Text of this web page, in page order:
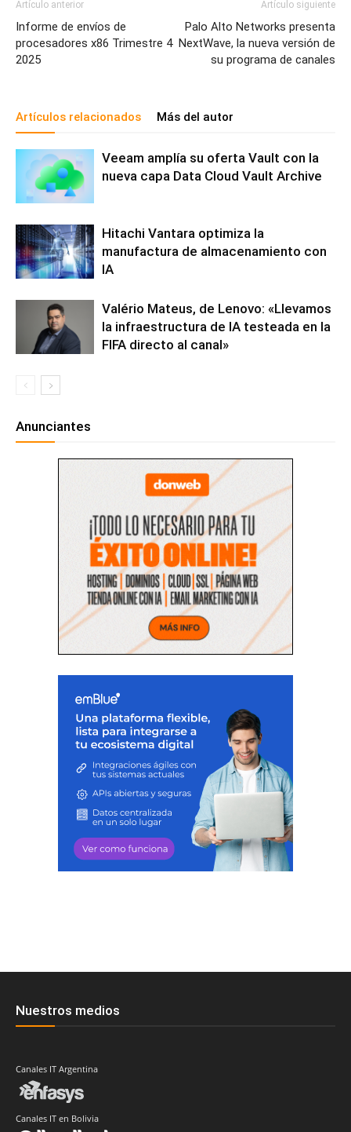
Artículo anterior
Informe de envíos de
procesadores x86 Trimestre 4
2025
Artículo siguiente
Palo Alto Networks presenta
NextWave, la nueva versión de
su programa de canales
Artículos relacionados Más del autor
Veeam amplía su oferta Vault con la
nueva capa Data Cloud Vault Archive
Hitachi Vantara optimiza la
manufactura de almacenamiento con
IA
Valério Mateus, de Lenovo: «Llevamos
la infraestructura de IA testeada en la
FIFA directo al canal»
Anunciantes
Nuestros medios
Canales IT Argentina
Canales IT en Bolivia